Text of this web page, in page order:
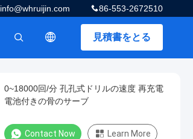
86-553-2672510
info@whruijin.com
見積書をとる
0~18000回/分 孔孔式ドリルの速度 再充電
電池付きの骨のサーブ
Contact Now Learn More